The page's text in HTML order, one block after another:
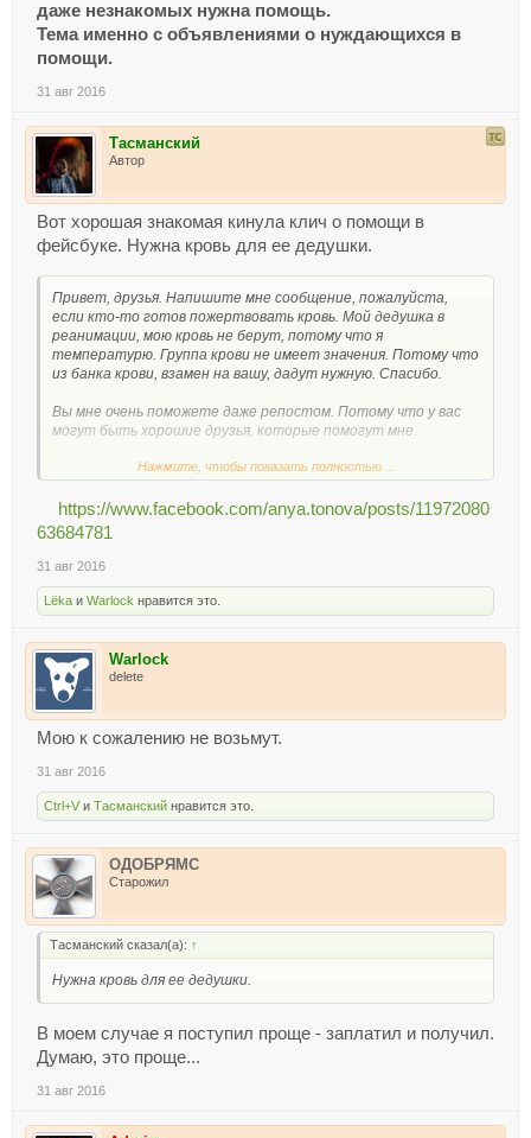
даже незнакомых нужна помощь.
Тема именно с объявлениями о нуждающихся в
помощи.
31 авг 2016
Тасманский
Автор
Вот хорошая знакомая кинула клич о помощи в
фейсбуке. Нужна кровь для ее дедушки.
Привет, друзья. Напишите мне сообщение, пожалуйста,
если кто-то готов пожертвовать кровь. Мой дедушка в
реанимации, мою кровь не берут, потому что я
температурю. Группа крови не имеет значения. Потому что
из банка крови, взамен на вашу, дадут нужную. Спасибо.
Вы мне очень поможете даже репостом. Потому что у вас
могут быть хорошие друзья, которые помогут мне.
P.S. Просьба обращена к тем, кто находится в Тирасполе
Нажмите, чтобы показать полностью ...
https://www.facebook.com/anya.tonova/posts/11972080
63684781
31 авг 2016
Lёka и Warlock нравится это.
Warlock
delete
Мою к сожалению не возьмут.
31 авг 2016
Ctrl+V и Тасманский нравится это.
ОДОБРЯМС
Старожил
Тасманский сказал(а): ↑
Нужна кровь для ее дедушки.
В моем случае я поступил проще - заплатил и получил.
Думаю, это проще...
31 авг 2016